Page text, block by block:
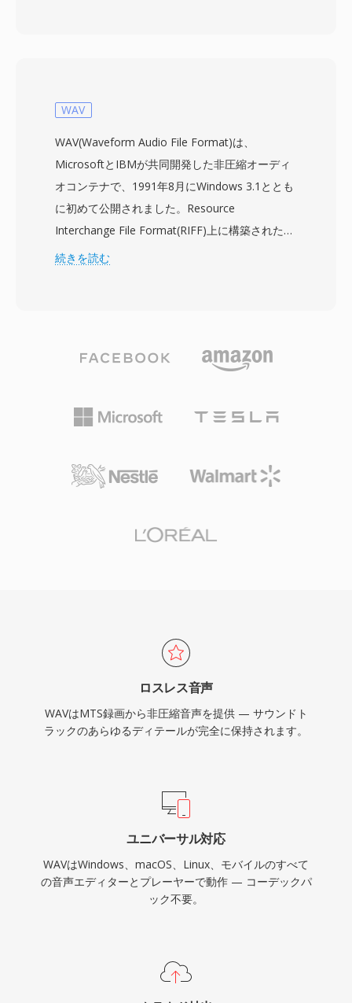
とは区別されます。Sony、Panasonic、Canon
フェッショナルカムコーダーは、メモリカードや
内部ストレージ上の構造化されたディレクトリ階
層にMTSファイルを書き込み、カメラ内再生用
にクリップを整理するインデックスファイルやプ
レイリストファイルを併記します。トランスポー
トストリームパッケージングには、音声と映像の
画はカメラセンサーがキャプチャしたフル品質を
維持しており、編集ワークフローのソースマテリ
り、画質とファイルサイズの間の効果的なバラン
ドでの録画時間の延長が可能です。MTSファイ
ルはすべての主要な動画編集アプリケーションで
きますが、一部のワークフローではよりスムーズ
WAV
WAV(Waveform Audio File Format)は、
MicrosoftとIBMが共同開発した非圧縮オーディ
オコンテナで、1991年8月にWindows 3.1ととも
に初めて公開されました。Resource
Interchange File Format(RIFF)上に構築された
WAVは、オーディオデータ — 最も一般的にはリ
ファクトスタンダードとなり、事実上すべてのオ
メディアプレーヤーで普遍的に受け入れられる交
換形式となりました。CD品質のWAVファイルは
し、プロフェッショナルワークフローでは最大
ゼロロスの忠実度です — 標準のWAVは圧縮を適
ータをサポートし、タイムスタンプや制作ノート
を可能にします。主なトレードオフはファイルサ
イズで、CD品質ステレオの1分間は約10 MBを
占め、32ビットRIFF構造は4 GBの制限を課しま
すが、RF64によってその上限は解除されます。
続きを読む
ロスレス音声
WAVはMTS録画から非圧縮音声を提供 — サウンドト
ラックのあらゆるディテールが完全に保持されます。
ユニバーサル対応
WAVはWindows、macOS、Linux、モバイルのすべて
の音声エディターとプレーヤーで動作 — コーデックパ
ック不要。